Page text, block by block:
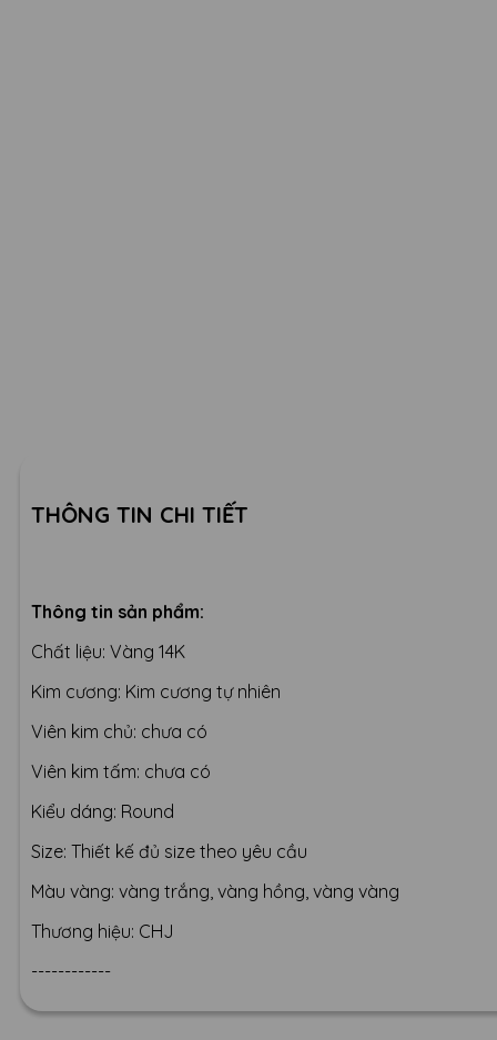
THÔNG TIN CHI TIẾT
Thông tin sản phẩm:
Chất liệu: Vàng 14K
Kim cương: Kim cương tự nhiên
Viên kim chủ: chưa có
Viên kim tấm: chưa có
Kiểu dáng: Round
Size: Thiết kế đủ size theo yêu cầu
Màu vàng: vàng trắng, vàng hồng, vàng vàng
Thương hiệu: CHJ
------------